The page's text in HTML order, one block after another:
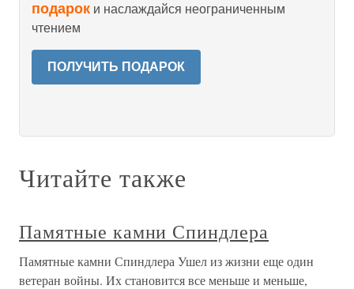
подарок и наслаждайся неограниченным
чтением
ПОЛУЧИТЬ ПОДАРОК
Читайте также
Памятные камни Спиндлера
Памятные камни Спиндлера Ушел из жизни еще один
ветеран войны. Их становится все меньше и меньше,